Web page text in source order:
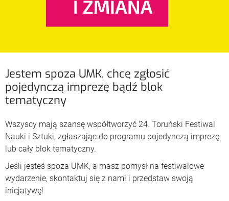
Jestem spoza UMK, chcę zgłosić
pojedynczą imprezę bądź blok
tematyczny
Wszyscy mają szansę współtworzyć 24. Toruński Festiwal
Nauki i Sztuki, zgłaszając do programu pojedynczą imprezę
lub cały blok tematyczny.
Jeśli jesteś spoza UMK, a masz pomysł na festiwalowe
wydarzenie, skontaktuj się z nami i przedstaw swoją
inicjatywę!